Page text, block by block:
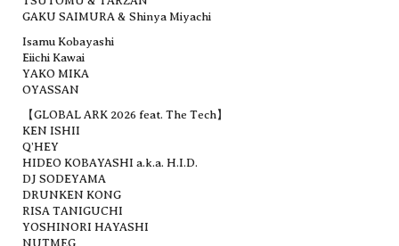
GAKU SAIMURA & Shinya Miyachi
Isamu Kobayashi
Eiichi Kawai
YAKO MIKA
OYASSAN
【GLOBAL ARK 2026 feat. The Tech】
KEN ISHII
Q’HEY
HIDEO KOBAYASHI a.k.a. H.I.D.
DJ SODEYAMA
DRUNKEN KONG
RISA TANIGUCHI
YOSHINORI HAYASHI
NUTMEG